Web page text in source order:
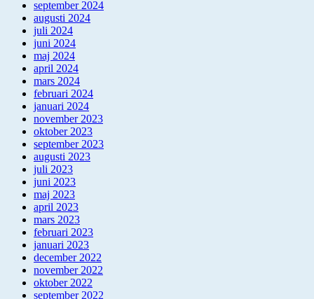
september 2024
augusti 2024
juli 2024
juni 2024
maj 2024
april 2024
mars 2024
februari 2024
januari 2024
november 2023
oktober 2023
september 2023
augusti 2023
juli 2023
juni 2023
maj 2023
april 2023
mars 2023
februari 2023
januari 2023
december 2022
november 2022
oktober 2022
september 2022